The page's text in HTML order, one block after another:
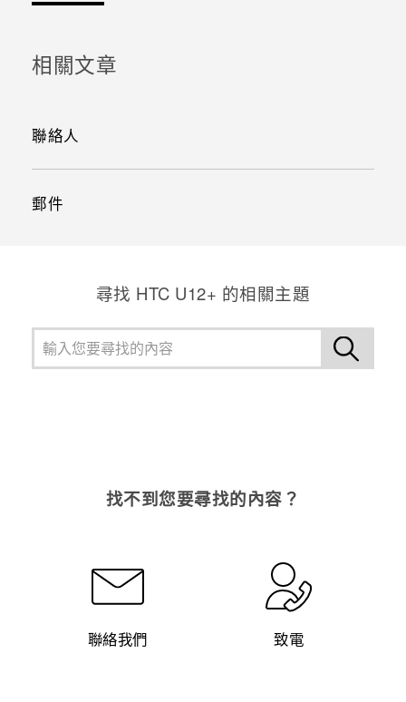
相關文章
聯絡人
郵件
尋找 HTC U12+ 的相關主題
找不到您要尋找的內容？
聯絡我們 致電